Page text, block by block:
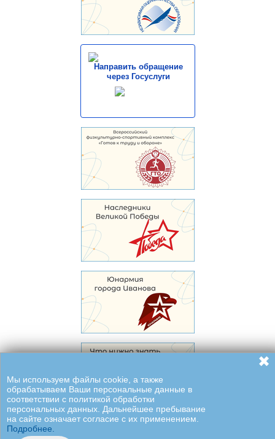
Направить обращение
через Госуслуги
Мы используем файлы cookie, а также
обрабатываем Ваши персональные данные в
соответствии с политикой обработки
персональных данных. Дальнейшее пребывание
на сайте означает согласие с их применением.
Подробнее.
✖